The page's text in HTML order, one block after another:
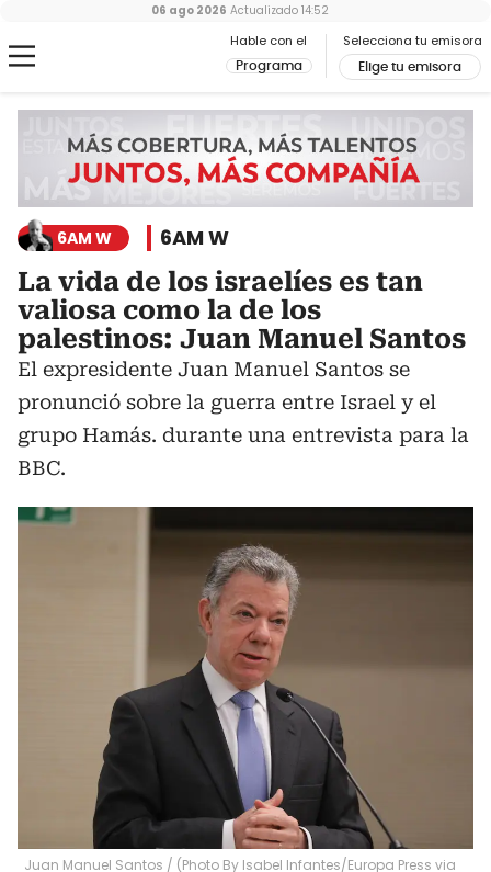
Hable con el
Programa
Selecciona tu emisora
Elige tu emisora
06 ago 2026 Actualizado 14:52
6AM W 6AM W
La vida de los israelíes es tan
valiosa como la de los
palestinos: Juan Manuel Santos
El expresidente Juan Manuel Santos se
pronunció sobre la guerra entre Israel y el
grupo Hamás. durante una entrevista para la
BBC.
Juan Manuel Santos / (Photo By Isabel Infantes/Europa Press via